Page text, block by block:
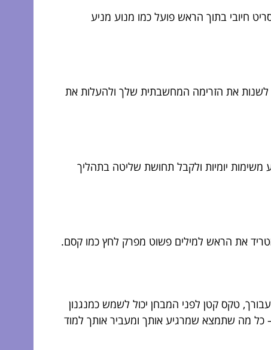
חיובי בתוך הראש פועל כמו מנוע מניע
או מדיטציה קצרה יכולים לשנות את הזרימה המחשבתית שלך ולהעלות את
יומיות ולקבל תחושת שליטה בתהליך
את הראש למילים פשוט מפרק לחץ כמו קסם.
טקס קטן לפני המבחן יכול לשמש כמנגנון
כל מה שתמצא שמרגיע אותך ומעביר אותך למוד